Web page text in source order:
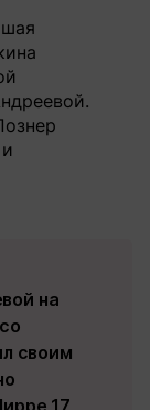
на
своим
17